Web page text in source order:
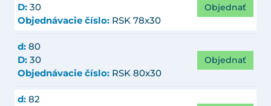
D: 30
Objednávacie číslo: RSK 78x30
Objednať
d: 80
D: 30
Objednávacie číslo: RSK 80x30
Objednať
d: 82